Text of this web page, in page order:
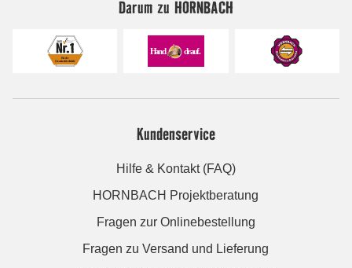
Darum zu HORNBACH
Kundenservice
Hilfe & Kontakt (FAQ)
HORNBACH Projektberatung
Fragen zur Onlinebestellung
Fragen zu Versand und Lieferung